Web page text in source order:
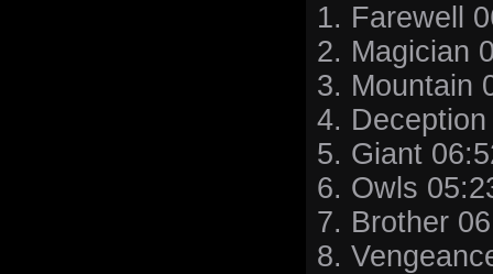
1. Farewell
2. Magician
3. Mountain
4.
5. Giant
6. Owls
7. Brother
8.